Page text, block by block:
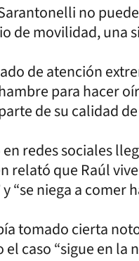
no
de movilidad, una
de atención
para hacer
de su calidad
redes sociales
relató que Raúl
“se niega a comer
tomado cierta
caso “sigue en la